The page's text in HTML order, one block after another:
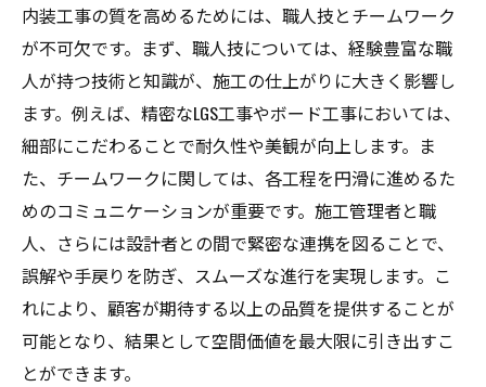
内装工事の質を高めるためには、職人技とチームワーク
が不可欠です。まず、職人技については、経験豊富な職
人が持つ技術と知識が、施工の仕上がりに大きく影響し
ます。例えば、精密なLGS工事やボード工事においては、
細部にこだわることで耐久性や美観が向上します。ま
た、チームワークに関しては、各工程を円滑に進めるた
めのコミュニケーションが重要です。施工管理者と職
人、さらには設計者との間で緊密な連携を図ることで、
誤解や手戻りを防ぎ、スムーズな進行を実現します。こ
れにより、顧客が期待する以上の品質を提供することが
可能となり、結果として空間価値を最大限に引き出すこ
とができます。